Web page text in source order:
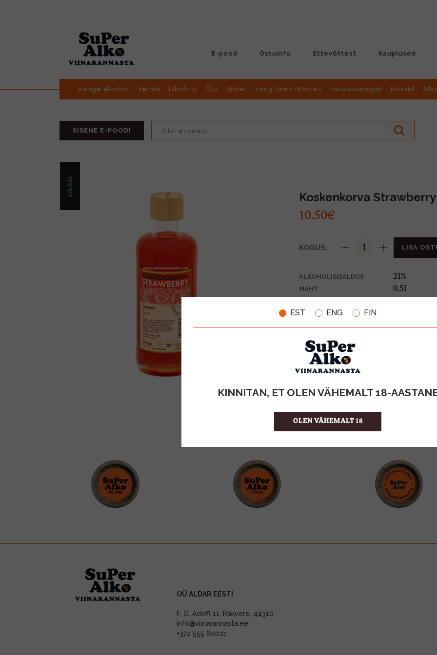
EST ENG FIN
KINNITAN, ET OLEN VÄHEMALT 18-
OLEN VÄHEMALT 18
E-pood Ostuinfo Ettevõttest Kauplused
Kange alkohol Veinid Liköörid Õlu Siider Long Drink/Kokteil Karastusjoogid Näksid
SISENE E-POODI
Liköör
Koskenkorva
10.50€
KOGUS: LISA
ALKOHOLISISALDUS 21%
MAHT 0.5l
TOOTE LIIK
ÜHIKU HIND
KOGUS KASTIS
OÜ ALDAR EESTI
F. G. Adoffi 11, Rakvere, 44310
info@viinarannasta.ee
+372 555 60021